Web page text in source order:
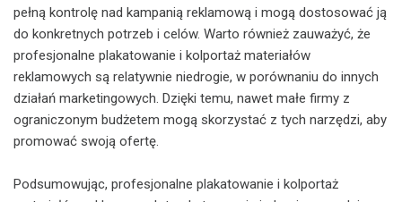
pełną kontrolę nad kampanią reklamową i mogą dostosować ją
do konkretnych potrzeb i celów. Warto również zauważyć, że
profesjonalne plakatowanie i kolportaż materiałów
reklamowych są relatywnie niedrogie, w porównaniu do innych
działań marketingowych. Dzięki temu, nawet małe firmy z
ograniczonym budżetem mogą skorzystać z tych narzędzi, aby
promować swoją ofertę.
Podsumowując, profesjonalne plakatowanie i kolportaż